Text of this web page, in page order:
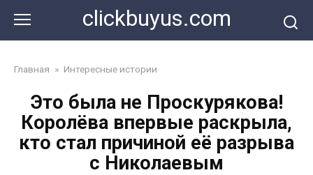
контенту
clickbuyus.com
Главная » Интересные истории
Это была не Проскурякова!
Королёва впервые раскрыла,
кто стал причиной её разрыва
с Николаевым